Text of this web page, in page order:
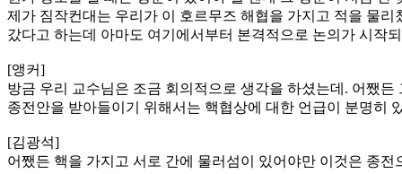
제가 짐작컨대는 우리가 이 호르무즈 해협을 가지고 적을 물
갔다고 하는데 아마도 여기에서부터 본격적으로 논의가 시작
[앵커]
방금 우리 교수님은 조금 회의적으로 생각을 하셨는데. 어쨌
종전안을 받아들이기 위해서는 핵협상에 대한 언급이 분명히
[김광석]
어쨌든 핵을 가지고 서로 간에 물러섬이 있어야만 이것은 종